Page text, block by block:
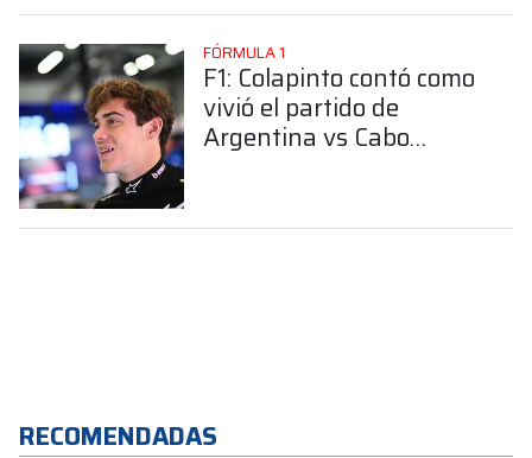
FÓRMULA 1
F1: Colapinto contó como
vivió el partido de
Argentina vs Cabo
RECOMENDADAS